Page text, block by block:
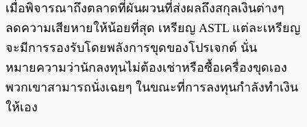
เมื่อพิจารณาถึงตลาดที่ผันผวนที่ส่งผลถึงสกุลเงินต่างๆ
ลดความเสียหายให้น้อยที่สุด เหรียญ ASTL แต่ละเหรียญ
จะมีการรองรับโดยพลังการขุดของโปรเจกต์ นั่น
หมายความว่านักลงทุนไม่ต้องเช่าหรือซื้อเครื่องขุดเอง
พวกเขาสามารถนั่งเฉยๆ ในขณะที่การลงทุนกำลังทำเงิน
ให้เอง